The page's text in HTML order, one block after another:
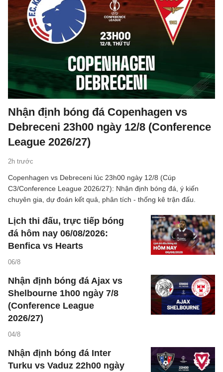
Nhận định bóng đá Copenhagen vs
Debreceni 23h00 ngày 12/8 (Conference
League 2026/27)
2h trước
Copenhagen vs Debreceni lúc 23h00 ngày 12/8 (Cúp
C3/Conference League 2026/27): Nhận định bóng đá, ý kiến
chuyên gia, dự đoán kết quả, phân tích - thống kê trận đấu.
Lịch thi đấu, trực tiếp bóng
đá hôm nay 06/08/2026:
Benfica vs Hearts
06/8
Nhận định bóng đá Ajax vs
Shelbourne 1h00 ngày 7/8
(Conference League
2026/27)
04/8
Nhận định bóng đá Inter
Turku vs Vaduz 22h00 ngày